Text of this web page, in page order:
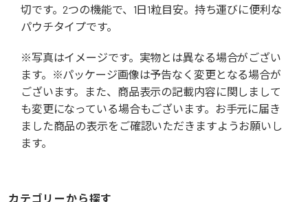
切です。2つの機能で、1日1粒目安。持ち運びに便利な
パウチタイプです。
※写真はイメージです。実物とは異なる場合がござい
ます。※パッケージ画像は予告なく変更となる場合が
ございます。また、商品表示の記載内容に関しまして
も変更になっている場合もございます。お手元に届き
ました商品の表示をご確認いただきますようお願いし
ます。
カテゴリーから探す